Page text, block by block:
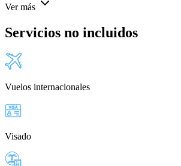
Ver más
Servicios no incluidos
Vuelos internacionales
Visado